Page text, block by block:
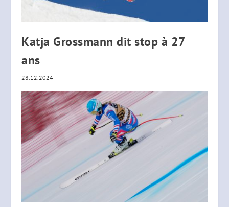
Katja Grossmann dit stop à 27
ans
28.12.2024